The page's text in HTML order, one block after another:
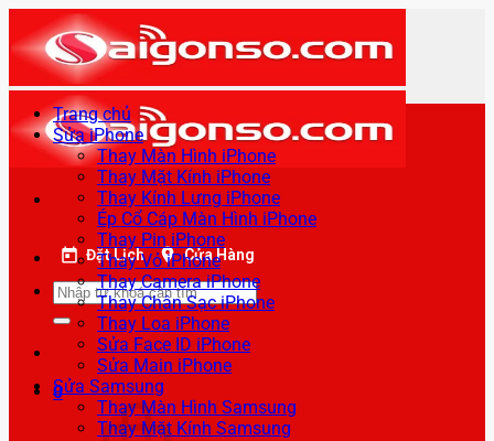
qua
nội
dung
Đặt Lịch Cửa Hàng
Tìm
kiếm:
0
Trang chủ
Sửa iPhone
Thay Màn Hình iPhone
Thay Mặt Kính iPhone
Thay Kính Lưng iPhone
Ép Cổ Cáp Màn Hình iPhone
Thay Pin iPhone
Thay Vỏ iPhone
Thay Camera iPhone
Thay Chân Sạc iPhone
Thay Loa iPhone
Sửa Face ID iPhone
Sửa Main iPhone
Sửa Samsung
Thay Màn Hình Samsung
Thay Mặt Kính Samsung